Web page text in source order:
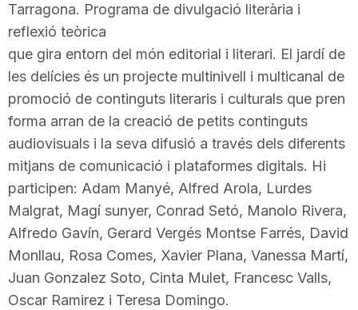
e
T
a
r
Tarragona. Programa de divulgació literària i
reflexió teòrica
que gira entorn del món editorial i literari. El jardí de
les delícies és un projecte multinivell i multicanal de
promoció de continguts literaris i culturals que pren
forma arran de la creació de petits continguts
audiovisuals i la seva difusió a través dels diferents
mitjans de comunicació i plataformes digitals. Hi
participen: Adam Manyé, Alfred Arola, Lurdes
Malgrat, Magí sunyer, Conrad Setó, Manolo Rivera,
Alfredo Gavín, Gerard Vergés Montse Farrés, David
Monllau, Rosa Comes, Xavier Plana, Vanessa Martí,
Juan Gonzalez Soto, Cinta Mulet, Francesc Valls,
Oscar Ramirez i Teresa Domingo.